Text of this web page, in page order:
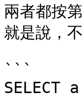
兩者都按
就是說，
```
SELECT